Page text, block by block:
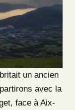
un ancien
avec la
face à Aix-